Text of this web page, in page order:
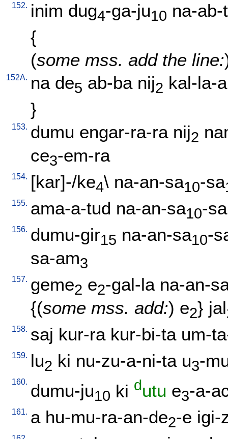
152. inim dug4-ga-ju10 na-
{
(some mss. add the line:
152A. na de5 ab-ba nij2 kal-la-
}
153. dumu engar-ra-ra nij2
ce3-em-ra
154. [kar]-/ke4\ na-an-sa10-sa
155. ama-a-tud na-an-sa10-sa
156. dumu-gir15 na-an-sa10-
sa-am3
157. geme2 e2-gal-la na-an-
{(some mss. add:) e2} jal
158. saj kur-ra kur-bi-ta um-
159. lu2 ki nu-zu-a-ni-ta u3-
160. dumu-ju10 ki dutu e3-a-
161. a hu-mu-ra-an-de2-e igi-